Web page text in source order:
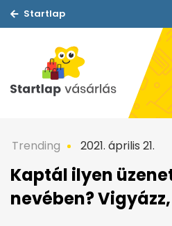
Startlap
Trending 2021. április 21.
Kaptál ilyen
nevében?